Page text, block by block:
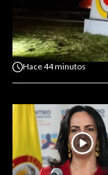
Hace44 minutos